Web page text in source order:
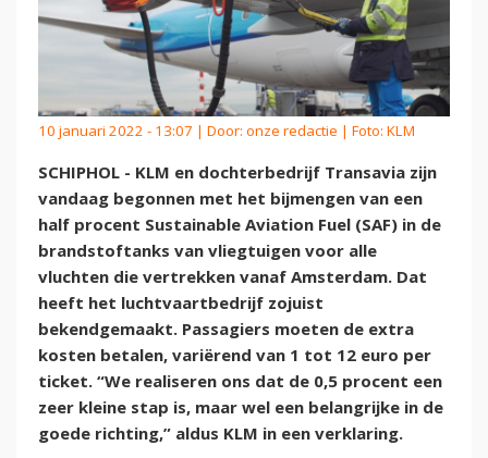
10 januari 2022 - 13:07 | Door: onze redactie | Foto: KLM
SCHIPHOL - KLM en dochterbedrijf Transavia zijn
vandaag begonnen met het bijmengen van een
half procent Sustainable Aviation Fuel (SAF) in de
brandstoftanks van vliegtuigen voor alle
vluchten die vertrekken vanaf Amsterdam. Dat
heeft het luchtvaartbedrijf zojuist
bekendgemaakt. Passagiers moeten de extra
kosten betalen, variërend van 1 tot 12 euro per
ticket. “We realiseren ons dat de 0,5 procent een
zeer kleine stap is, maar wel een belangrijke in de
goede richting,” aldus KLM in een verklaring.